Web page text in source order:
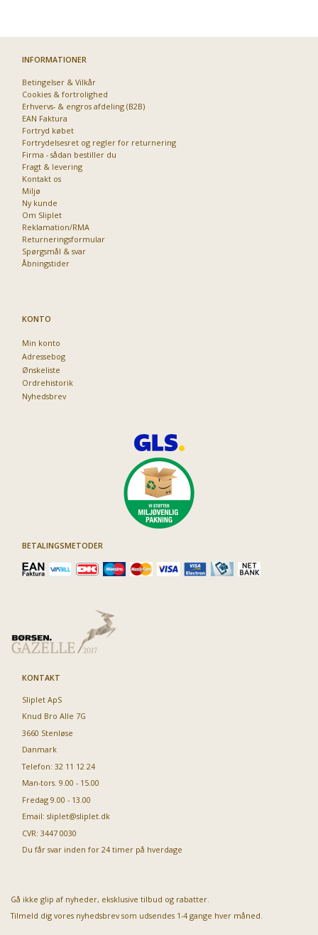
INFORMATIONER
Betingelser & Vilkår
Cookies & fortrolighed
Erhvervs- & engros afdeling (B2B)
EAN Faktura
Fortryd købet
Fortrydelsesret og regler for returnering
Firma - sådan bestiller du
Fragt & levering
Kontakt os
Miljø
Ny kunde
Om Sliplet
Reklamation/RMA
Returneringsformular
Spørgsmål & svar
Åbningstider
KONTO
Min konto
Adressebog
Ønskeliste
Ordrehistorik
Nyhedsbrev
BETALINGSMETODER
KONTAKT
Sliplet ApS
Knud Bro Alle 7G
3660 Stenløse
Danmark
Telefon: 32 11 12 24
Man-tors. 9.00 - 15.00
Fredag 9.00 - 13.00
Email: sliplet@sliplet.dk
CVR: 3447 0030
Du får svar inden for 24 timer på hverdage
Gå ikke glip af nyheder, eksklusive tilbud og rabatter.
Tilmeld dig vores nyhedsbrev som udsendes 1-4 gange hver måned.